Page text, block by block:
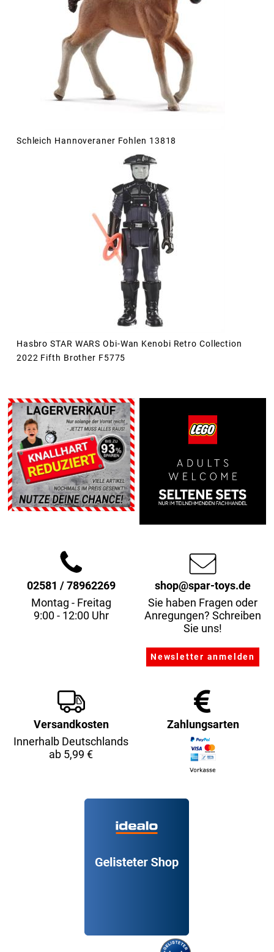
Schleich Hannoveraner Fohlen 13818
Hasbro STAR WARS Obi-Wan Kenobi Retro Collection
2022 Fifth Brother F5775
02581 / 78962269
Montag - Freitag
9:00 - 12:00 Uhr
shop@spar-toys.de
Sie haben Fragen oder
Anregungen? Schreiben
Sie uns!
Versandkosten
Innerhalb Deutschlands
ab 5,99 €
Zahlungsarten